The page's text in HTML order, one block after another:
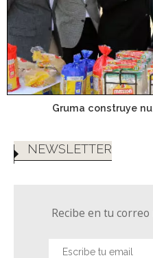
Gruma construye
NEWSLETTER
Recibe en tu